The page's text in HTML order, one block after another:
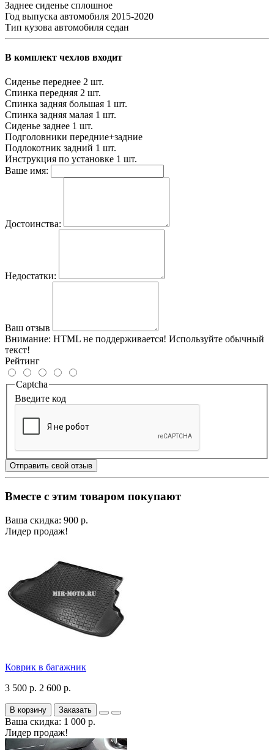
Заднее сиденье сплошное
Год выпуска автомобиля 2015-2020
Тип кузова автомобиля седан
В комплект чехлов входит
Сиденье переднее 2 шт.
Спинка передняя 2 шт.
Спинка задняя большая 1 шт.
Спинка задняя малая 1 шт.
Сиденье заднее 1 шт.
Подголовники передние+задние
Подлокотник задний 1 шт.
Инструкция по установке 1 шт.
Ваше имя:
Достоинства:
Недостатки:
Ваш отзыв
Внимание: HTML не поддерживается! Используйте обычный
текст!
Рейтинг
Captcha
Введите код
Отправить свой отзыв
Вместе с этим товаром покупают
Ваша скидка: 900 р.
Лидер продаж!
Коврик в багажник
3 500 р. 2 600 р.
В корзину Заказать
Ваша скидка: 1 000 р.
Лидер продаж!